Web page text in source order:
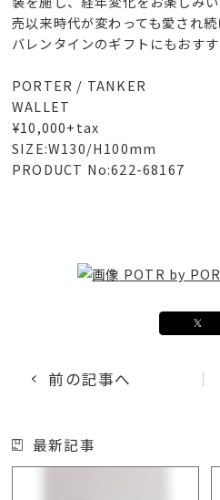
売以来時代が変わっても愛され続
バレンタインのギフトにもおすす
PORTER / TANKER
WALLET
¥10,000+tax
SIZE:W130/H100mm
PRODUCT No:622-68167
POTR by
前の記事へ
最新記事